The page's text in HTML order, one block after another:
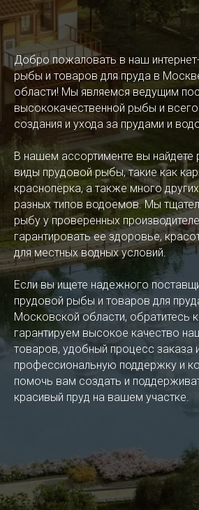
Добро пожаловать в наш
рыбы и товаров для пруда в
области! Мы являемся ведущим
высококачественной рыбы и
создания и ухода за прудами и
В нашем ассортименте вы найдете
виды прудовой рыбы, такие как
краснопёрка, а также много
разных типов водоемов. Мы
рыбу у проверенных
гарантировать ее здоровье,
для местных водных условий.
Если вы ищете надежного
прудовой рыбы и товаров для
Московской области, обратитесь
гарантируем высокое качество
товаров, удобный процесс заказа
профессиональную поддержку и
помочь вам создать и
красивый пруд на вашем участке.